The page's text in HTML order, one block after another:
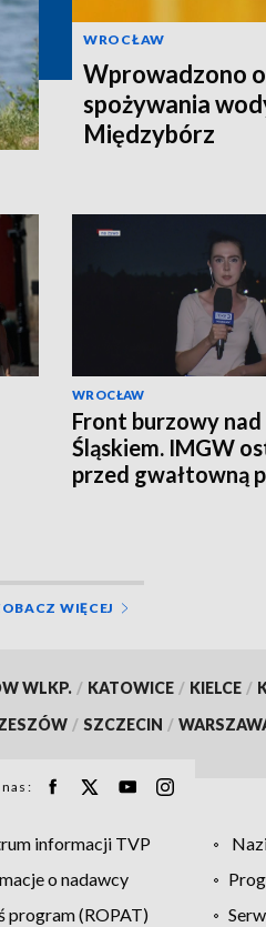
WROCŁAW
Wprowadzono
spożywania
Międzybórz
WROCŁAW
Front burzowy
Śląskiem. IMGW
przed gwałtowną
WIĘCEJ
WLKP. / KATOWICE / KIELCE /
/ SZCZECIN /
nas:
informacji TVP
o nadawcy
program (ROPAT)